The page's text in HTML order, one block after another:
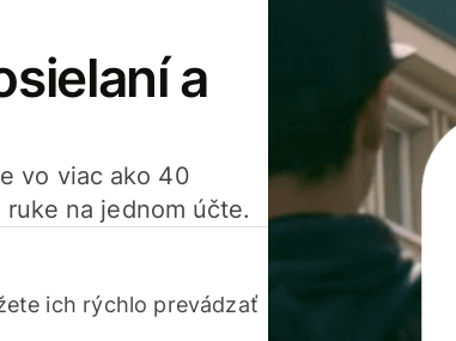
a
vo viac ako 40
na jednom účte.
ich rýchlo prevádzať